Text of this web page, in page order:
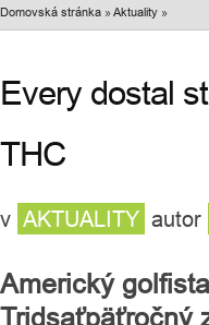
Domovská stránka »Aktuality »
Every dostal
THC
v AKTUALITY autor
Americký
Tridsaťpäťročný